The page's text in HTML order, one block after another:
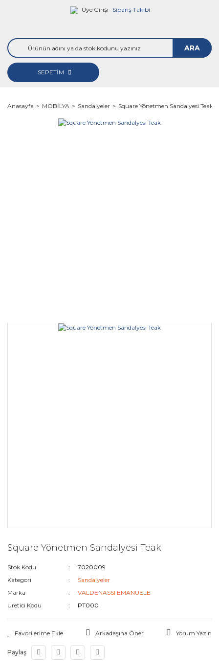
Üye Girişi Sipariş Takibi
ARA
SEPETİM
Anasayfa MOBİLYA Sandalyeler Square Yönetmen Sandalyesi Teak
Square Yönetmen Sandalyesi Teak
Stok Kodu
7020009
Kategori
Sandalyeler
Marka
VALDENASSI EMANUELE
Üretici Kodu
PT000
Arkadaşına Öner Yorum Yazın
Paylaş